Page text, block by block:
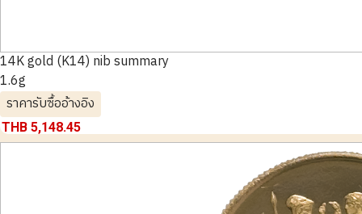
14K gold (K14) nib summary
1.6g
ราคารับซื้ออ้างอิง
THB 5,148.45